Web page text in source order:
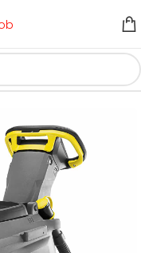
podove